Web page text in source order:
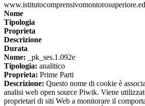
Nome
Tipologia
Proprieta
Descrizione
Durata
Nome: _pk_ses.1.092e
Tipologia: analitico
Proprieta: Prime Parti
Descrizione: Questo nome di cookie è
analisi web open source Piwik. Viene
proprietari di siti Web a monitorare il